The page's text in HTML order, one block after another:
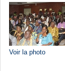
Voir la photo